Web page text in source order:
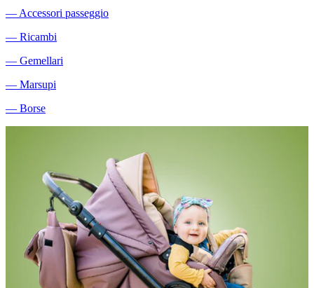
― Accessori passeggio
― Ricambi
― Gemellari
― Marsupi
― Borse